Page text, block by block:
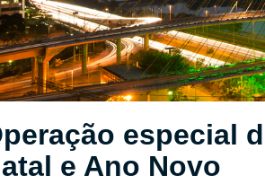
especial
e Ano Novo